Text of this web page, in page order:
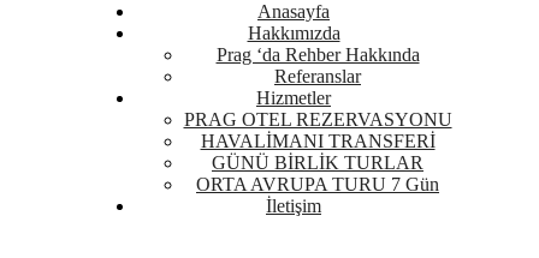
Anasayfa
Hakkımızda
Prag ‘da Rehber Hakkında
Referanslar
Hizmetler
PRAG OTEL REZERVASYONU
HAVALİMANI TRANSFERİ
GÜNÜ BİRLİK TURLAR
ORTA AVRUPA TURU 7 Gün
İletişim